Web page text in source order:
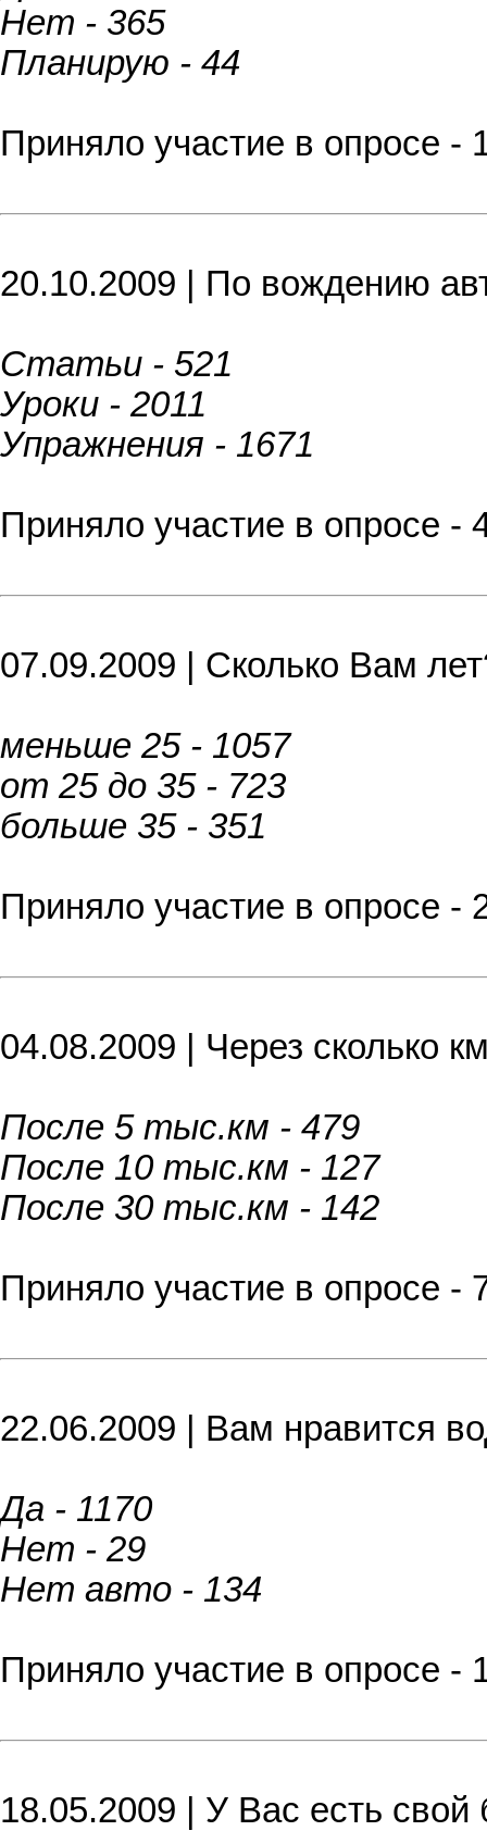
Нет - 365
Планирую - 44
Приняло участие в опросе -
20.10.2009 | По вождению
Статьи - 521
Уроки - 2011
Упражнения - 1671
Приняло участие в опросе -
07.09.2009 | Сколько Вам
меньше 25 - 1057
от 25 до 35 - 723
больше 35 - 351
Приняло участие в опросе -
04.08.2009 | Через сколько
После 5 тыс.км - 479
После 10 тыс.км - 127
После 30 тыс.км - 142
Приняло участие в опросе -
22.06.2009 | Вам нравится
Да - 1170
Нет - 29
Нет авто - 134
Приняло участие в опросе -
18.05.2009 | У Вас есть свой